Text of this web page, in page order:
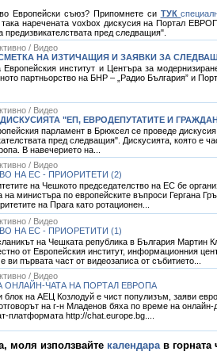
Европейски съюз? Припомнете си ТУК
наречената voxbox дискусия на Портал
пред следващия".
/ Видео
НА ИЗТИЧАЩИЯ И ЗАЯВКИ ЗА
Европейския институт и Центъра за
партньорство на БНР – „Радио България” и
/ Видео
"ЕП, ЕВРОДЕПУТАТИТЕ И
парламент в Брюксел се проведе
пред следващия". Дискусията, която е
В навечерието на...
/ Видео
НА ЕС - ПРИОРИТЕТИ (2)
на Чешкото председателство на ЕС бе
министъра по европейските въпроси Гергана
на Прага като ротационен...
/ Видео
НА ЕС - ПРИОРЕТИТИ (1)
на Чешката република в България Мартин
от Европейския институт, информационния
първата част от видеозаписа от събитието...
/ Видео
ОНЛАЙН-ЧАТА НА ПОРТАЛ ЕВРОПА
блок на АЕЦ Козлодуй е чист популизъм, заяви
на г-н Младенов бяха по време на
платформата http://chat.europe.bg....
моля използвайте календарав горната